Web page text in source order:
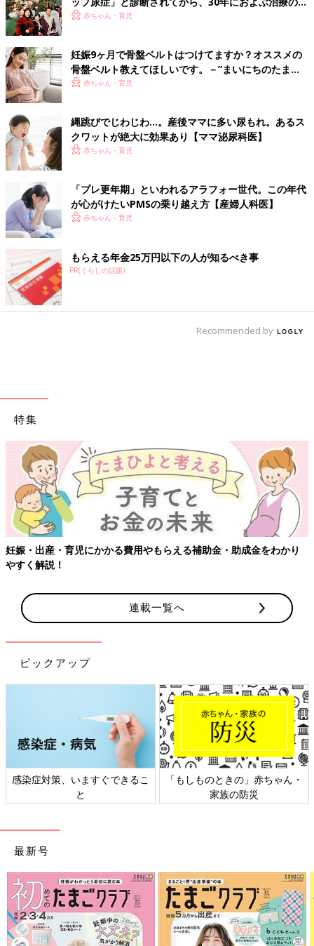
日々を振り返って【体験談】
赤ちゃん・育児
妊娠9ヶ月で骨盤ベルトはつけてますか？オススメの
骨盤ベルト教えてほしいです。－”まいにちのたまひ
よ”の体験談
赤ちゃん・育児
縄跳びでじわじわ…。産後ママに多い尿もれ。あるス
クワットが絶大に効果あり【ママ泌尿科医】
赤ちゃん・育児
「プレ更年期」といわれるアラフォー世代。この年代
が心がけたいPMSの乗り越え方【産婦人科医】
赤ちゃん・育児
もらえる年金25万円以下の人が知るべき事
PR(くらしの話題)
Recommended by
特集
金をわかり 【ワクチン接種できるものも】妊婦の感染症対策、知
連載一覧へ
ピックアップ
ときの」赤ちゃん・
日本外来小児科学会リーフレッ
六星占術
最新号